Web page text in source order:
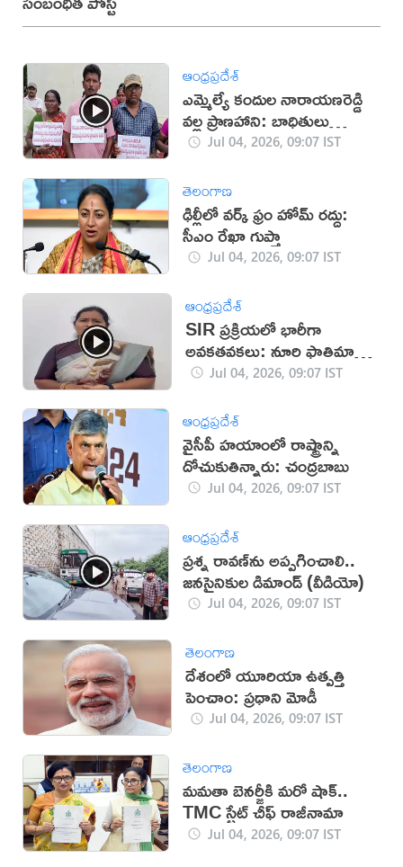
ఆంధ్రప్రదేశ్
ఎమ్మెల్యే కందుల నారాయణరెడ్డి
వల్ల ప్రాణహాని: బాధితులు
(వీడియో)
Jul 04, 2026, 09:07 IST
తెలంగాణ
ఢిల్లీలో వర్క్ ఫ్రం హోమ్ రద్దు:
సీఎం రేఖా గుప్తా
Jul 04, 2026, 09:07 IST
ఆంధ్రప్రదేశ్
SIR ప్రక్రియలో భారీగా
అవకతవకలు: నూరి ఫాతిమా
(వీడియో)
Jul 04, 2026, 09:07 IST
ఆంధ్రప్రదేశ్
వైసీపీ హయాంలో రాష్ట్రాన్ని
దోచుకుతిన్నారు: చంద్రబాబు
Jul 04, 2026, 09:07 IST
ఆంధ్రప్రదేశ్
ప్రశ్న రావణ్‌ను అప్పగించాలి..
జనసైనికుల డిమాండ్ (వీడియో)
Jul 04, 2026, 09:07 IST
తెలంగాణ
దేశంలో యూరియా ఉత్పత్తి
పెంచాం: ప్రధాని మోడీ
Jul 04, 2026, 09:07 IST
తెలంగాణ
మమతా బెనర్జీకి మరో షాక్..
TMC స్టేట్ చీఫ్ రాజీనామా
Jul 04, 2026, 09:07 IST